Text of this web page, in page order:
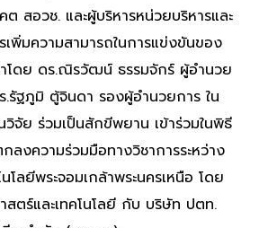
สอวช. และผู้บริหารหน่วยบริหารและ
พิ่มความสามารถในการแข่งขันของ
ำโดย ดร.ณิรวัฒน์ ธรรมจักร์ ผู้อำนวย
.รัฐภูมิ ตู้จินดา รองผู้อำนวยการ ใน
จัย ร่วมเป็นสักขีพยาน เข้าร่วมในพิธี
งความร่วมมือทางวิชาการระหว่าง
โลยีพระจอมเกล้าพระนครเหนือ โดย
ตร์และเทคโนโลยี กับ บริษัท ปตท.